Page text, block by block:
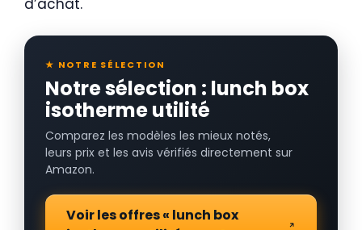
d’achat.
★ NOTRE SÉLECTION
Notre sélection : lunch box
isotherme utilité
Comparez les modèles les mieux notés,
leurs prix et les avis vérifiés directement sur
Amazon.
Voir les offres « lunch box